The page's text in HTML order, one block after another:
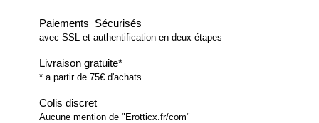
Paiements Sécurisés
avec SSL et authentification en deux étapes
Livraison gratuite*
* a partir de 75€ d'achats
Colis discret
Aucune mention de "Erotticx.fr/com"